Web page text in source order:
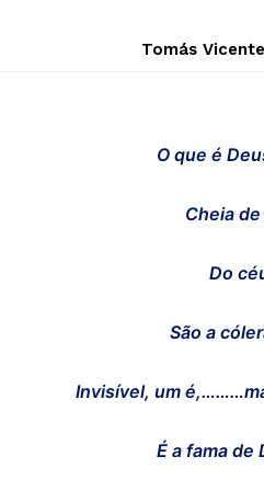
Tomás
O que é
Cheia
Do
São a
Invisível, um
É a fama de